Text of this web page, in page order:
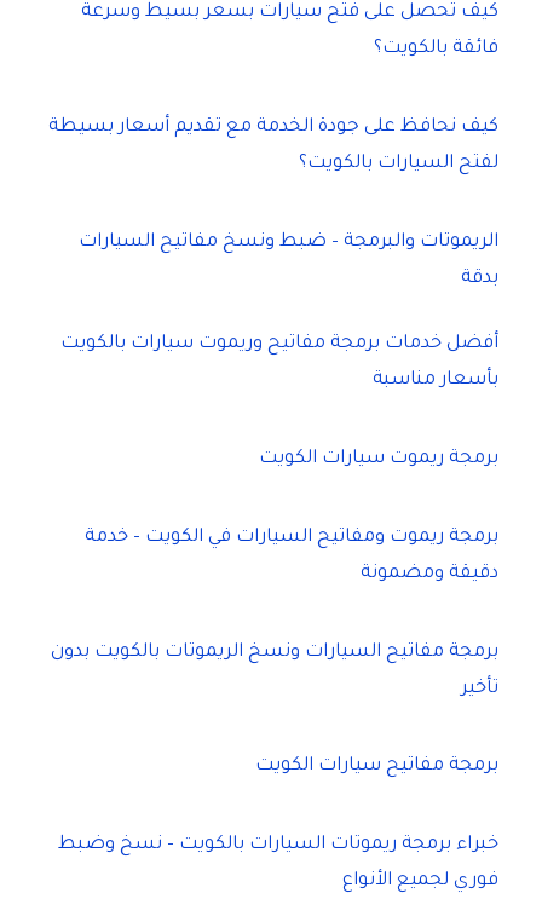
كيف تحصل على فتح سيارات بسعر بسيط وسرعة
فائقة بالكويت؟
كيف نحافظ على جودة الخدمة مع تقديم أسعار بسيطة
لفتح السيارات بالكويت؟
الريموتات والبرمجة – ضبط ونسخ مفاتيح السيارات
بدقة
أفضل خدمات برمجة مفاتيح وريموت سيارات بالكويت
بأسعار مناسبة
برمجة ريموت سيارات الكويت
برمجة ريموت ومفاتيح السيارات في الكويت – خدمة
دقيقة ومضمونة
برمجة مفاتيح السيارات ونسخ الريموتات بالكويت بدون
تأخير
برمجة مفاتيح سيارات الكويت
خبراء برمجة ريموتات السيارات بالكويت – نسخ وضبط
فوري لجميع الأنواع